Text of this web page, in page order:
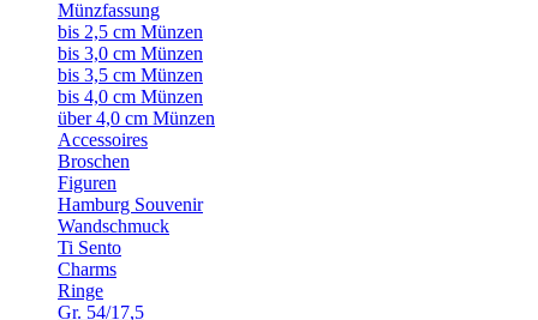
Münzfassung
bis 2,5 cm Münzen
bis 3,0 cm Münzen
bis 3,5 cm Münzen
bis 4,0 cm Münzen
über 4,0 cm Münzen
Accessoires
Broschen
Figuren
Hamburg Souvenir
Wandschmuck
Ti Sento
Charms
Ringe
Gr. 54/17,5